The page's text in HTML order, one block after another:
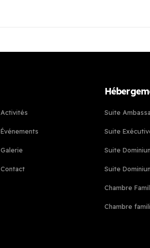
Activités
Événements
Galerie
Contact
Suite
Suite
Suite
Suite
Chambre
Chambre